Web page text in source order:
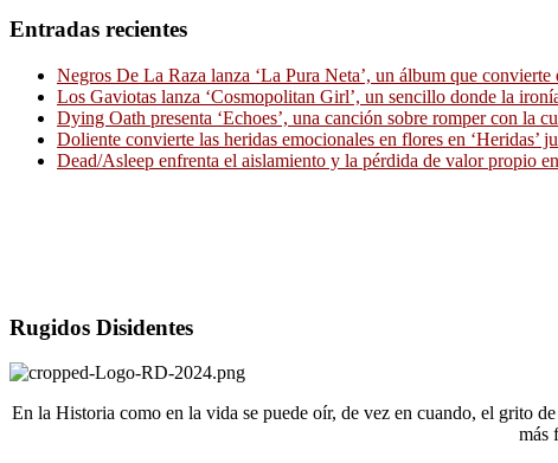
Entradas recientes
Negros De La Raza lanza ‘La Pura Neta’, un álbum que
Los Gaviotas lanza ‘Cosmopolitan Girl’, un sencillo donde la
Dying Oath presenta ‘Echoes’, una canción sobre romper con la
Doliente convierte las heridas emocionales en flores en ‘Heridas’
Dead/Asleep enfrenta el aislamiento y la pérdida de valor propio
Rugidos Disidentes
En la Historia como en la vida se puede oír, de vez en cuando, el grito
más